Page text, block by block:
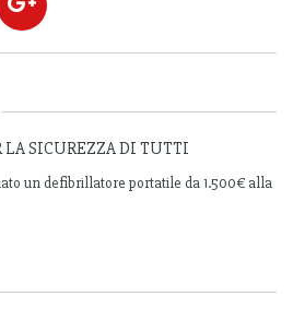
LA SICUREZZA DI TUTTI
un defibrillatore portatile da 1.500€ alla